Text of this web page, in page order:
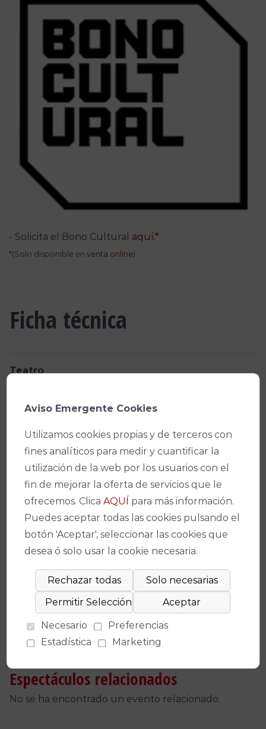
- Solicita el Bono Cultural aquí.*
*(Solo disponible enventa online)
Ficha técnica
Teatro
12/12/2024 -
13/12/2024 -20:00
Precio
De 10€ a 27€
Facebook
X WhatsApp
Email
Copy
Link
Espectáculos relacionados
No se ha encontrado un evento relacionado.
Aviso Emergente Cookies
Utilizamos cookies propias y de terceros con
fines analíticos para medir y cuantificar la
utilización de la web por los usuarios con el
fin de mejorar la oferta de servicios que le
ofrecemos. ClicaAQUÍ
para más información.
Puedes aceptar todas las cookies pulsando el
botón 'Aceptar', seleccionar las cookies que
desea ó solo usar la cookie necesaria.
Necesario
Preferencias
Estadística
Marketing